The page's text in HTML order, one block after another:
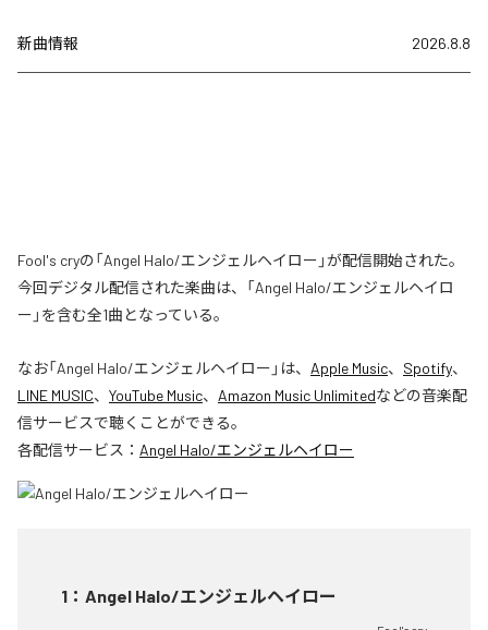
新曲情報 2026.8.8
Fool's cryの「Angel Halo/エンジェルヘイロー」が配信開始された。
今回デジタル配信された楽曲は、「Angel Halo/エンジェルヘイロ
ー」を含む全1曲となっている。
なお「Angel Halo/エンジェルヘイロー 」は、 Apple Music、 Spotify、
LINE MUSIC、 YouTube Music、 Amazon Music Unlimitedなどの音楽配
信サービスで聴くことができる。
各配信サービス： Angel Halo/エンジェルヘイロー
1 ： Angel Halo/エンジェルヘイロー